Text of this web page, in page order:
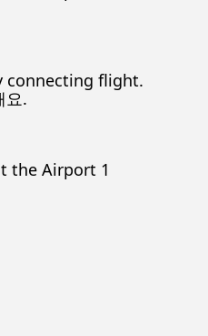
connecting flight.
요.
the Airport 1